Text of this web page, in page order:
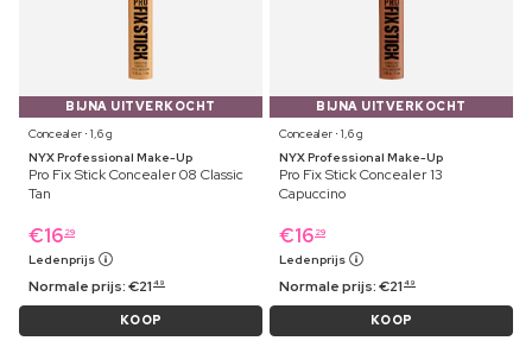
BIJNA UITVERKOCHT
Concealer ⋅ 1,6 g
NYX Professional Make-Up
Pro Fix Stick Concealer 08 Classic
Tan
€16 29
Ledenprijs
Normale prijs:€21 49
KOOP
BIJNA UITVERKOCHT
Concealer ⋅ 1,6 g
NYX Professional Make-Up
Pro Fix Stick Concealer 13
Capuccino
€16 29
Ledenprijs
Normale prijs:€21 49
KOOP